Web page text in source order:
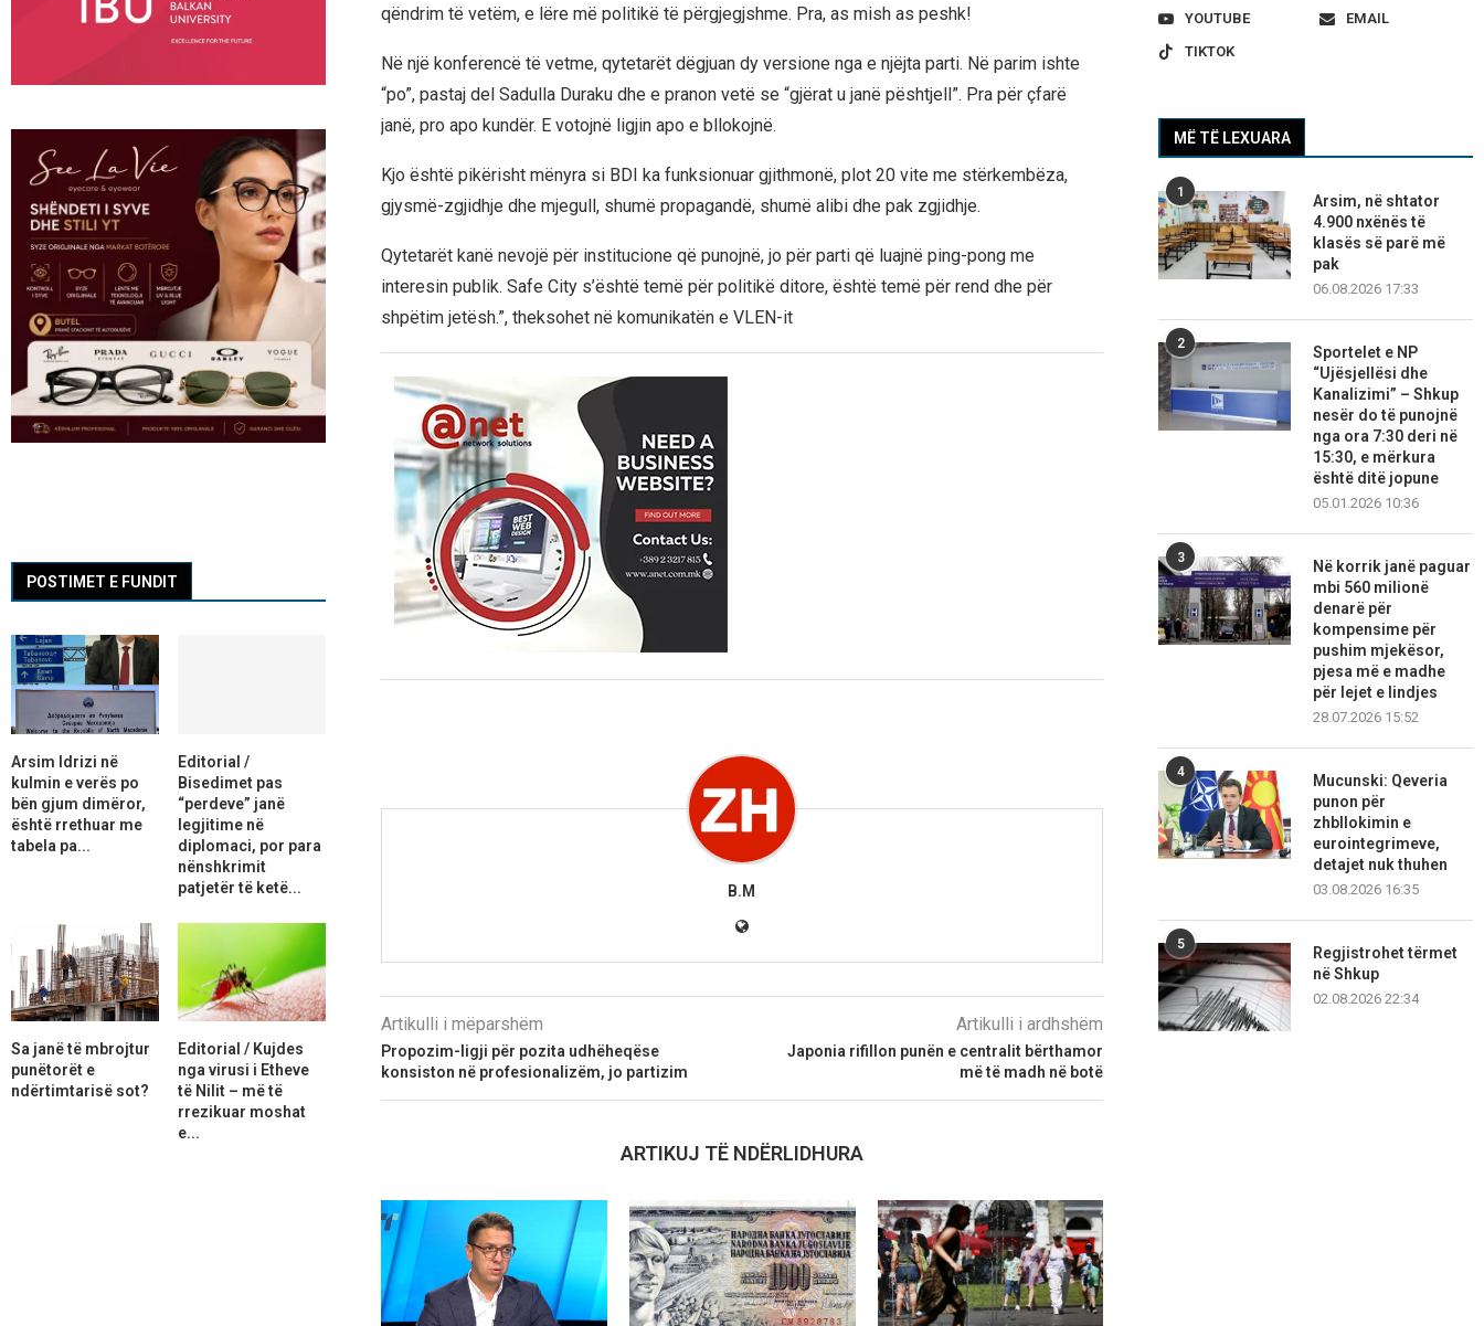
qëndrim të vetëm, e lëre më politikë të përgjegjshme. Pra, as mish as peshk!
Në një konferencë të vetme, qytetarët dëgjuan dy versione nga e njëjta parti. Në parim ishte
“po”, pastaj del Sadulla Duraku dhe e pranon vetë se “gjërat u janë pështjell”. Pra për çfarë
janë, pro apo kundër. E votojnë ligjin apo e bllokojnë.
Kjo është pikërisht mënyra si BDI ka funksionuar gjithmonë, plot 20 vite me stërkembëza,
gjysmë-zgjidhje dhe mjegull, shumë propagandë, shumë alibi dhe pak zgjidhje.
Qytetarët kanë nevojë për institucione që punojnë, jo për parti që luajnë ping-pong me
interesin publik. Safe City s’është temë për politikë ditore, është temë për rend dhe për
shpëtim jetësh.”, theksohet në komunikatën e VLEN-it
B.M
Artikulli i mëparshëm
Propozim-ligji për pozita udhëheqëse
konsiston në profesionalizëm, jo partizim
Artikulli i ardhshëm
Japonia rifillon punën e centralit bërthamor
më të madh në botë
ARTIKUJ TË NDËRLIDHURA
YOUTUBE
EMAIL
TIKTOK
MË TË LEXUARA
1
Arsim, në shtator
4.900 nxënës të
klasës së parë më
pak
06.08.2026 17:33
2
Sportelet e NP
“Ujësjellësi dhe
Kanalizimi” – Shkup
nesër do të punojnë
nga ora 7:30 deri në
15:30, e mërkura
është ditë jopune
05.01.2026 10:36
3
Në korrik janë paguar
mbi 560 milionë
denarë për
kompensime për
pushim mjekësor,
pjesa më e madhe
për lejet e lindjes
28.07.2026 15:52
4
Mucunski: Qeveria
punon për
zhbllokimin e
eurointegrimeve,
detajet nuk thuhen
03.08.2026 16:35
5
Regjistrohet tërmet
në Shkup
02.08.2026 22:34
POSTIMET E FUNDIT
Arsim Idrizi në
kulmin e verës po
bën gjum dimëror,
është rrethuar me
tabela pa...
Editorial /
Bisedimet pas
“perdeve” janë
legjitime në
diplomaci, por para
nënshkrimit
patjetër të ketë...
Sa janë të mbrojtur
punëtorët e
ndërtimtarisë sot?
Editorial / Kujdes
nga virusi i Etheve
të Nilit – më të
rrezikuar moshat
e...